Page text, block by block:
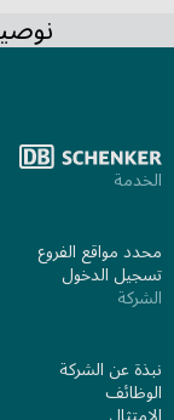
الخدمة
محدد مواقع الفروع
تسجيل الدخول
الشركة
نبذة عن الشركة
الوظائف